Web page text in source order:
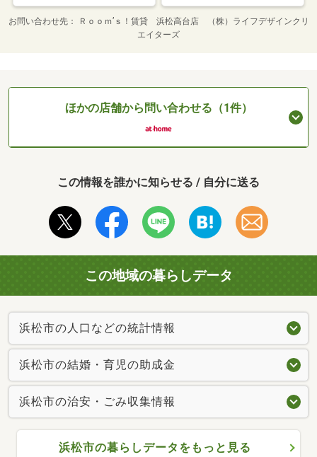
お問い合わせ先
Ｒｏｏｍ’ｓ！賃貸 浜松高台店 （株）ライフデザインクリ
エイターズ
ほかの店舗から問い合わせる（1件）
この情報を誰かに知らせる / 自分に送る
この地域の暮らしデータ
浜松市の人口などの統計情報
浜松市の結婚・育児の助成金
浜松市の治安・ごみ収集情報
浜松市の暮らしデータをもっと見る